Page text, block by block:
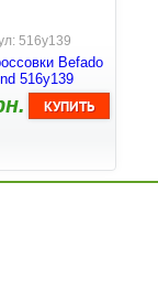
516y139
Befado
516y139